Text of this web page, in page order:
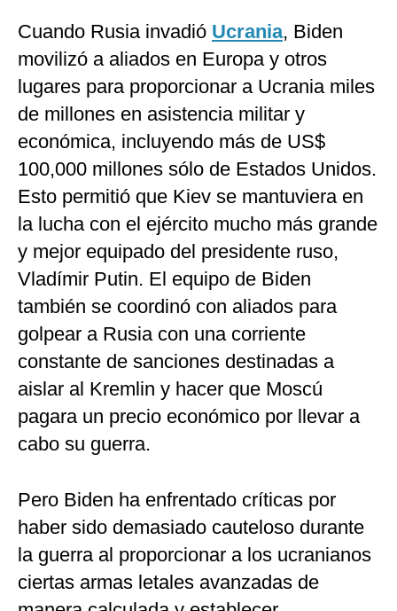
Cuando Rusia invadió Ucrania, Biden
movilizó a aliados en Europa y otros
lugares para proporcionar a Ucrania miles
de millones en asistencia militar y
económica, incluyendo más de US$
100,000 millones sólo de Estados Unidos.
Esto permitió que Kiev se mantuviera en
la lucha con el ejército mucho más grande
y mejor equipado del presidente ruso,
Vladímir Putin. El equipo de Biden
también se coordinó con aliados para
golpear a Rusia con una corriente
constante de sanciones destinadas a
aislar al Kremlin y hacer que Moscú
pagara un precio económico por llevar a
cabo su guerra.
Pero Biden ha enfrentado críticas por
haber sido demasiado cauteloso durante
la guerra al proporcionar a los ucranianos
ciertas armas letales avanzadas de